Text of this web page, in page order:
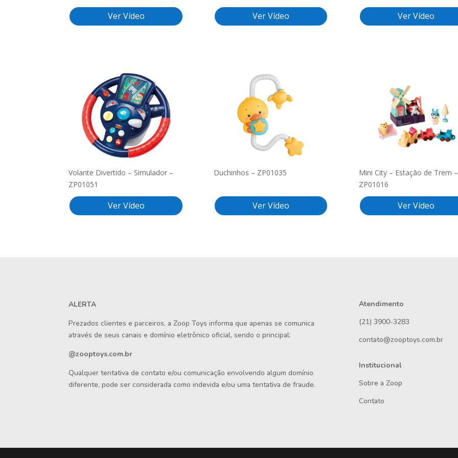
Ver Vídeo Ver Vídeo Ver Vídeo
Volante Divertido – Simulador –
ZP01051
Ver Vídeo
Duchinhos – ZP01035
Ver Vídeo
Mini City – Estação de Trem –
ZP01016
Ver Vídeo
ALERTA
Prezados clientes e parceiros, a Zoop Toys informa que apenas se comunica
através de seus canais e domínio eletrônico oficial, sendo o principal:
@zooptoys.com.br
Qualquer tentativa de contato e/ou comunicação envolvendo algum domínio
diferente, pode ser considerada como indevida e/ou uma tentativa de fraude.
Atendimento
(21) 3900-3283
contato@zooptoys.com.br
Institucional
Sobre a Zoop
Contato